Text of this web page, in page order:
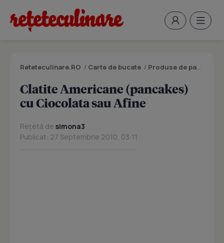
Reteteculinare.RO / Carte de bucate / Produse de panificatie si patiserie
Clatite Americane (pancakes)
cu Ciocolata sau Afine
Rețetă de simona3
Publicat: 27 Septembrie 2010, 03:11